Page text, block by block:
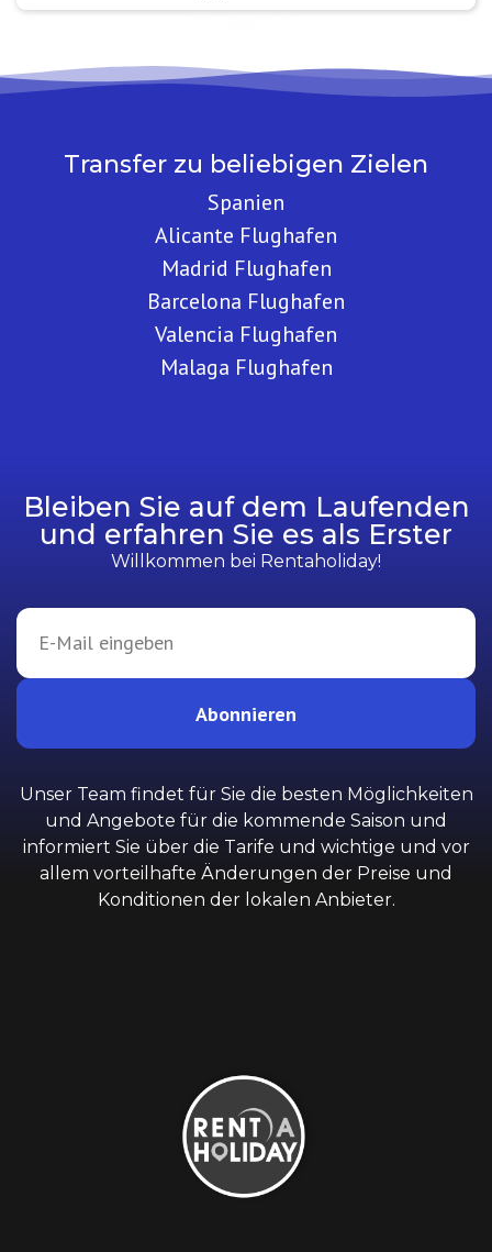
Transfer zu beliebigen Zielen
Spanien
Alicante Flughafen
Madrid Flughafen
Barcelona Flughafen
Valencia Flughafen
Malaga Flughafen
Bleiben Sie auf dem Laufenden
und erfahren Sie es als Erster
Willkommen bei Rentaholiday!
Abonnieren
Unser Team findet für Sie die besten Möglichkeiten
und Angebote für die kommende Saison und
informiert Sie über die Tarife und wichtige und vor
allem vorteilhafte Änderungen der Preise und
Konditionen der lokalen Anbieter.